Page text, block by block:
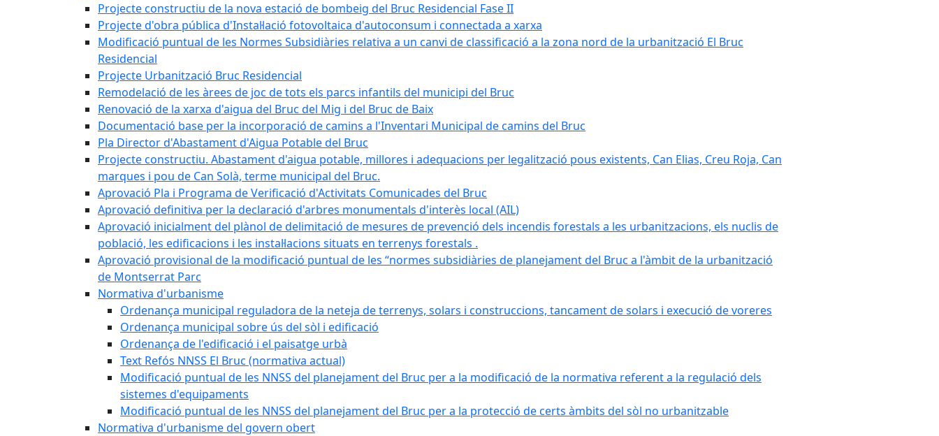
Projecte constructiu de la nova estació de bombeig del Bruc Residencial Fase II
Projecte d'obra pública d'Instal·lació fotovoltaica d'autoconsum i connectada a xarxa
Modificació puntual de les Normes Subsidiàries relativa a un canvi de classificació a la zona nord de la urbanització El Bruc
Residencial
Projecte Urbanització Bruc Residencial
Remodelació de les àrees de joc de tots els parcs infantils del municipi del Bruc
Renovació de la xarxa d'aigua del Bruc del Mig i del Bruc de Baix
Documentació base per la incorporació de camins a l'Inventari Municipal de camins del Bruc
Pla Director d'Abastament d'Aigua Potable del Bruc
Projecte constructiu. Abastament d'aigua potable, millores i adequacions per legalització pous existents, Can Elias, Creu Roja, Can
marques i pou de Can Solà, terme municipal del Bruc.
Aprovació Pla i Programa de Verificació d'Activitats Comunicades del Bruc
Aprovació definitiva per la declaració d'arbres monumentals d'interès local (AIL)
Aprovació inicialment del plànol de delimitació de mesures de prevenció dels incendis forestals a les urbanitzacions, els nuclis de
població, les edificacions i les instal·lacions situats en terrenys forestals .
Aprovació provisional de la modificació puntual de les “normes subsidiàries de planejament del Bruc a l'àmbit de la urbanització
de Montserrat Parc
Normativa d'urbanisme
Ordenança municipal reguladora de la neteja de terrenys, solars i construccions, tancament de solars i execució de voreres
Ordenança municipal sobre ús del sòl i edificació
Ordenança de l'edificació i el paisatge urbà
Text Refós NNSS El Bruc (normativa actual)
Modificació puntual de les NNSS del planejament del Bruc per a la modificació de la normativa referent a la regulació dels
sistemes d'equipaments
Modificació puntual de les NNSS del planejament del Bruc per a la protecció de certs àmbits del sòl no urbanitzable
Normativa d'urbanisme del govern obert